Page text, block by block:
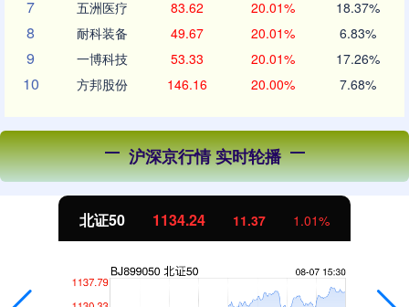
7 五洲医疗 83.62 20.01% 18.37%
8 耐科装备 49.67 20.01% 6.83%
9 一博科技 53.33 20.01% 17.26%
10 方邦股份 146.16 20.00% 7.68%
沪深京行情 实时轮播
北证50 1134.24 11.37 1.01%